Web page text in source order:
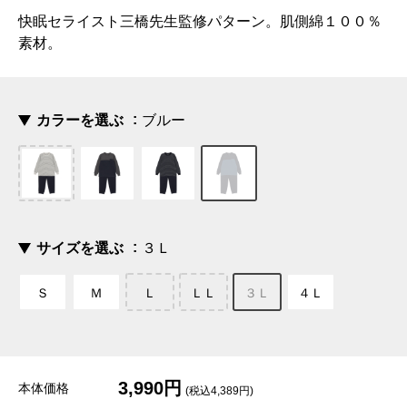
快眠セライスト三橋先生監修パターン。肌側綿１００％
素材。
カラーを選ぶ ブルー
サイズを選ぶ ３Ｌ
Ｓ Ｍ Ｌ ＬＬ ３Ｌ ４Ｌ
本体価格 3,990円 (税込4,389円)